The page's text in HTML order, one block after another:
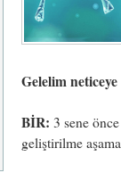
Gelelim neticeye
BİR: 3 sene
geliştirilme